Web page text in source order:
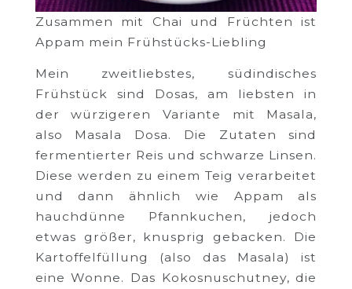
Zusammen mit Chai und Früchten ist
Appam mein Frühstücks-Liebling
Mein zweitliebstes, südindisches
Frühstück sind Dosas, am liebsten in
der würzigeren Variante mit Masala,
also Masala Dosa. Die Zutaten sind
fermentierter Reis und schwarze Linsen.
Diese werden zu einem Teig verarbeitet
und dann ähnlich wie Appam als
hauchdünne Pfannkuchen, jedoch
etwas größer, knusprig gebacken. Die
Kartoffelfüllung (also das Masala) ist
eine Wonne. Das Kokosnuschutney, die